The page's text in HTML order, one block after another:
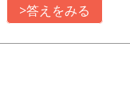
>答えをみる